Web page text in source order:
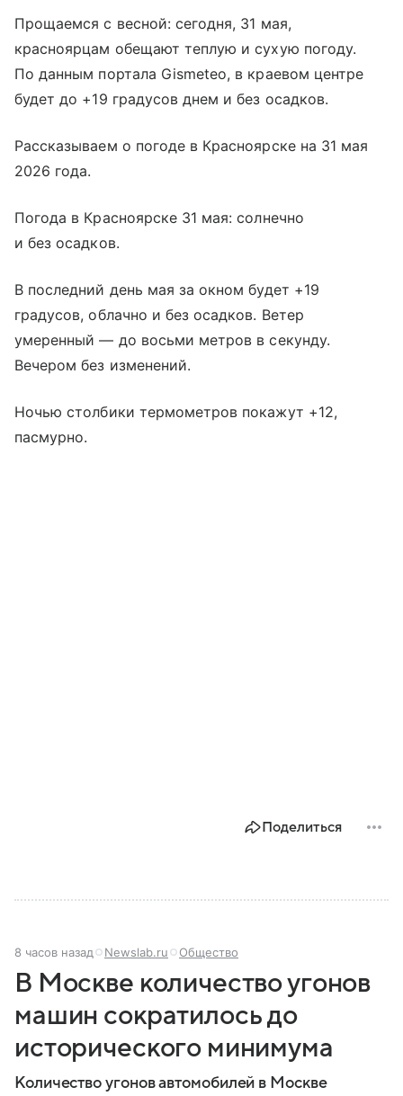
Прощаемся с весной: сегодня, 31 мая,
красноярцам обещают теплую и сухую погоду.
По данным портала Gismeteo, в краевом центре
будет до +19 градусов днем и без осадков.
Рассказываем о погоде в Красноярске на 31 мая
2026 года.
Погода в Красноярске 31 мая: солнечно
и без осадков.
В последний день мая за окном будет +19
градусов, облачно и без осадков. Ветер
умеренный — до восьми метров в секунду.
Вечером без изменений.
Ночью столбики термометров покажут +12,
пасмурно.
Поделиться
8 часов назад Newslab.ru Общество
В Москве количество угонов
машин сократилось до
исторического минимума
Количество угонов автомобилей в Москве